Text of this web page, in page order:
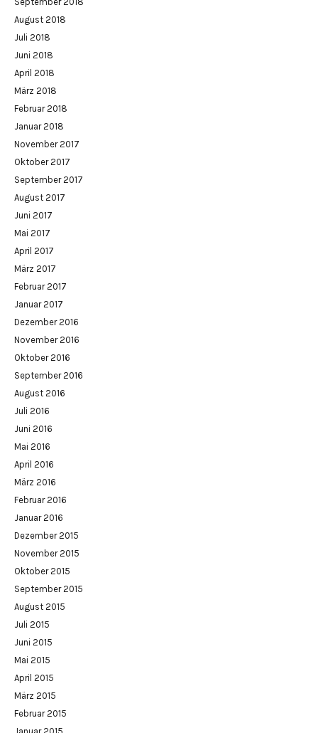
August 2018
Juli 2018
Juni 2018
April 2018
März 2018
Februar 2018
Januar 2018
November 2017
Oktober 2017
September 2017
August 2017
Juni 2017
Mai 2017
April 2017
März 2017
Februar 2017
Januar 2017
Dezember 2016
November 2016
Oktober 2016
September 2016
August 2016
Juli 2016
Juni 2016
Mai 2016
April 2016
März 2016
Februar 2016
Januar 2016
Dezember 2015
November 2015
Oktober 2015
September 2015
August 2015
Juli 2015
Juni 2015
Mai 2015
April 2015
März 2015
Februar 2015